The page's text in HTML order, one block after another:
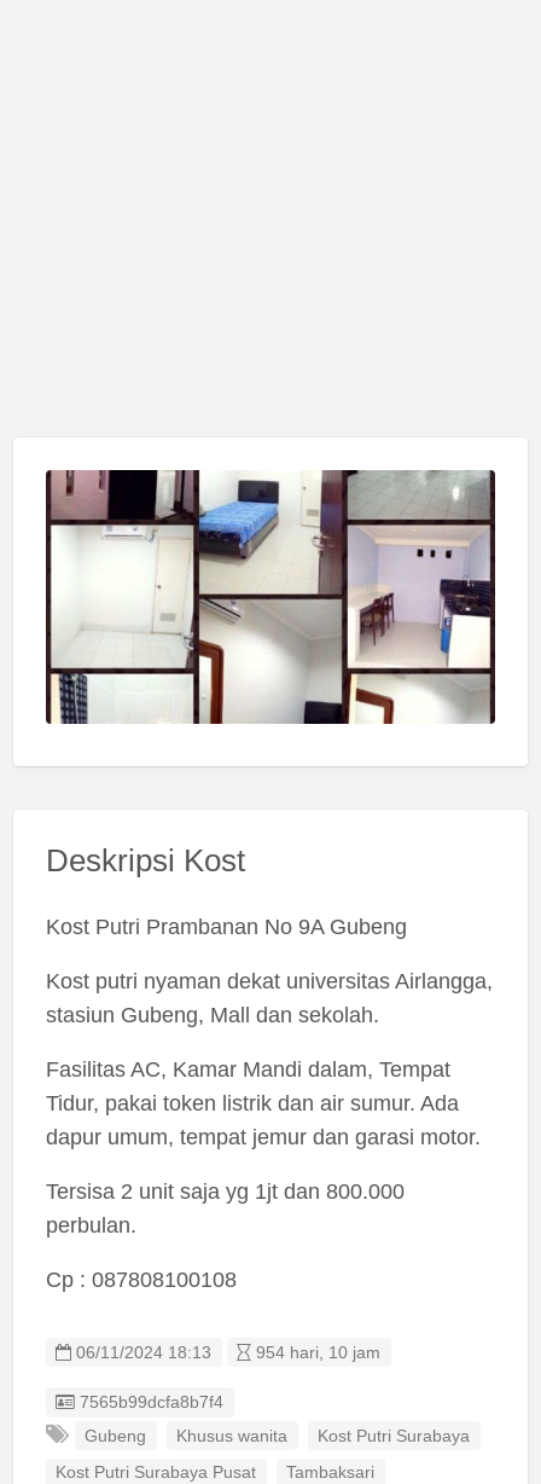
Deskripsi Kost
Kost Putri Prambanan No 9A Gubeng
Kost putri nyaman dekat universitas Airlangga,
stasiun Gubeng, Mall dan sekolah.
Fasilitas AC, Kamar Mandi dalam, Tempat
Tidur, pakai token listrik dan air sumur. Ada
dapur umum, tempat jemur dan garasi motor.
Tersisa 2 unit saja yg 1jt dan 800.000
perbulan.
Cp : 087808100108
06/11/2024 18:13 954 hari, 10 jam
Listing ID
7565b99dcfa8b7f4
Gubeng
Khusus wanita Kost Putri Surabaya
Kost Putri Surabaya Pusat Tambaksari